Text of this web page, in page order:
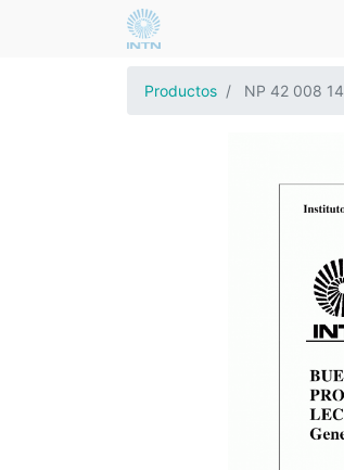
Productos NP 42 008 14